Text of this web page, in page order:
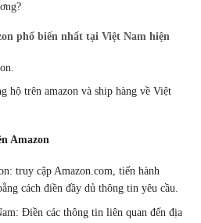
phổ biến nhất tại Việt Nam hiện
hộ trên amazon và ship hàng về Việt
Amazon
truy cập Amazon.com, tiến hành
cách điền đầy dủ thông tin yêu cầu.
Điền các thông tin liên quan đến địa